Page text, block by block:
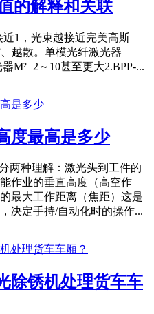
的解释和关联
近1，光束越接近完美高斯
越散。单模光纤激光器
M²=2～10甚至更大2.BPP-...
度最高是多少
两种理解：激光头到工件的
作业的垂直高度（高空作
最大工作距离（焦距）这是
决定手持/自动化时的操作...
除锈机处理货车车